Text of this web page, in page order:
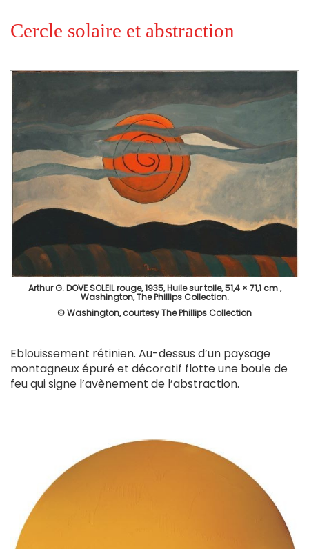
Cercle solaire et abstraction
Arthur G. DOVE SOLEIL rouge, 1935, Huile sur toile, 51,4 × 71,1 cm ,
Washington, The Phillips Collection.
© Washington, courtesy The Phillips Collection
Eblouissement rétinien. Au-dessus d’un paysage
montagneux épuré et décoratif flotte une boule de
feu qui signe l’avènement de l’abstraction.